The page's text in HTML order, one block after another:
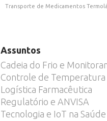
Transporte de Medicamentos
Assuntos
Cadeia do Frio e
Controle de Temperatura
Logística Farmacêutica
Regulatório e ANVISA
Tecnologia e IoT na Saúde